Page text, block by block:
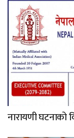
नारायणी घटनाको